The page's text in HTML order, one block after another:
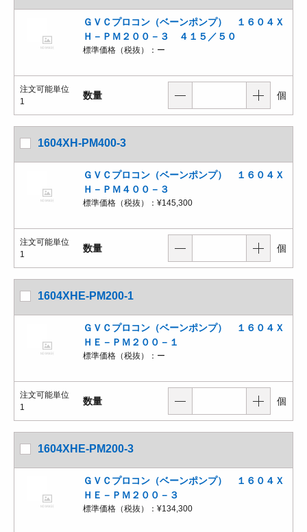
ＧＶＣプロコン（ベーンポンプ） １６０４Ｘ
Ｈ－ＰＭ２００－３ ４１５／５０
標準価格（税抜）： ー
注文可能単位
1
数量 個
1604XH-PM400-3
ＧＶＣプロコン（ベーンポンプ） １６０４Ｘ
Ｈ－ＰＭ４００－３
標準価格（税抜）： ¥145,300
注文可能単位
1
数量 個
1604XHE-PM200-1
ＧＶＣプロコン（ベーンポンプ） １６０４Ｘ
ＨＥ－ＰＭ２００－１
標準価格（税抜）： ー
注文可能単位
1
数量 個
1604XHE-PM200-3
ＧＶＣプロコン（ベーンポンプ） １６０４Ｘ
ＨＥ－ＰＭ２００－３
標準価格（税抜）： ¥134,300